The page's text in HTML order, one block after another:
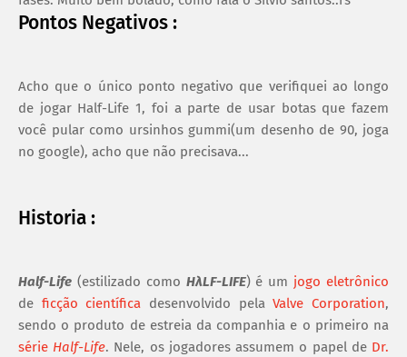
Pontos Negativos :
Acho que o único ponto negativo que verifiquei ao longo
de jogar Half-Life 1, foi a parte de usar botas que fazem
você pular como ursinhos gummi(um desenho de 90, joga
no google), acho que não precisava...
Historia :
Half-Life (estilizado como HλLF-LIFE) é um jogo eletrônico
de ficção científica desenvolvido pelaValve Corporation,
sendo o produto de estreia da companhia e o primeiro na
série Half-Life. Nele, os jogadores assumem o papel de Dr.